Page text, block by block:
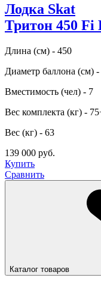
Лодка Skat
Тритон 450
Длина (см) - 450
Диаметр баллона (см) -
Вместимость (чел) - 7
Вес комплекта (кг) -
Вес (кг) - 63
139 000 руб.
Купить
Сравнить
Каталог товаров